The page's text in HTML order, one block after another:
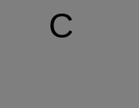
C